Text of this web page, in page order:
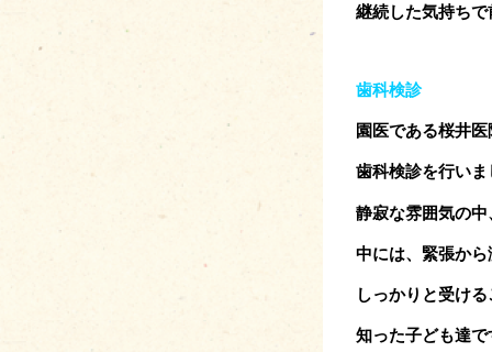
継続した気持ち
歯科検診
園医である桜井
歯科検診を行いま
静寂な雰囲気の
中には、緊張か
しっかりと受け
知った子ども達で